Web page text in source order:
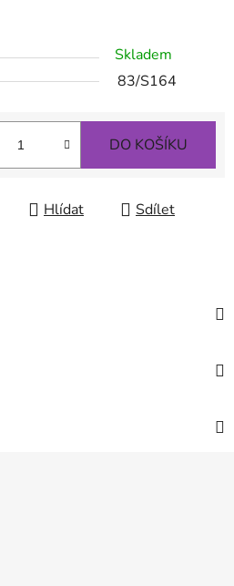
Skladem
83/S164
DO KOŠÍKU
Hlídat Sdílet